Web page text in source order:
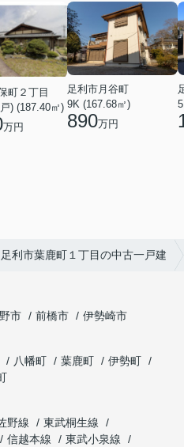
町２丁目
) (187.40㎡)
万円
足利市月谷町
9K (167.68㎡)
890万円
足利市葉鹿町１丁目の中古一戸建
市 前橋市
伊勢崎市
八幡町 葉鹿町
伊勢町
野線
東武桐生線
信越本線
東武小泉線